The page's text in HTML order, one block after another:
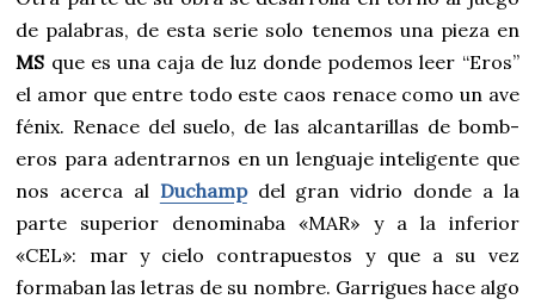
de palabras, de esta serie solo tenemos una pieza en
MS que es una caja de luz donde podemos leer “Eros”
el amor que entre todo este caos renace como un ave
fénix. Renace del suelo, de las alcantarillas de bomb-
eros para adentrarnos en un lenguaje inteligente que
nos acerca al Duchampdel gran vidrio donde a la
parte superior denominaba «MAR» y a la inferior
«CEL»: mar y cielo contrapuestos y que a su vez
formaban las letras de su nombre. Garrigues hace algo